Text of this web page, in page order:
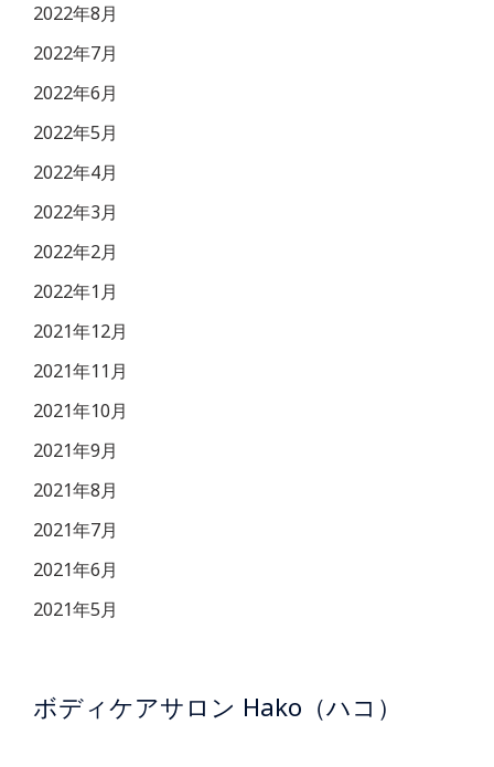
2022年8月
2022年7月
2022年6月
2022年5月
2022年4月
2022年3月
2022年2月
2022年1月
2021年12月
2021年11月
2021年10月
2021年9月
2021年8月
2021年7月
2021年6月
2021年5月
ボディケアサロン Hako（ハコ）